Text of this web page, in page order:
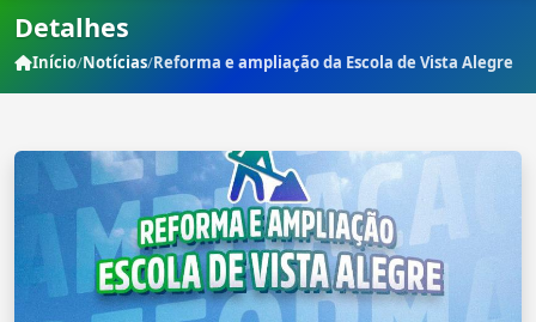
Detalhes
Início/Notícias/Reforma e ampliação da Escola de Vista Alegre